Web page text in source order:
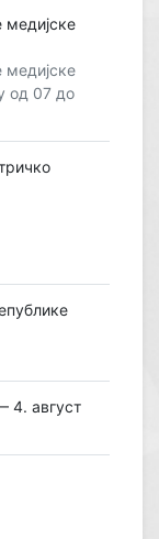
медијске
медијске
од 07 до
4. август